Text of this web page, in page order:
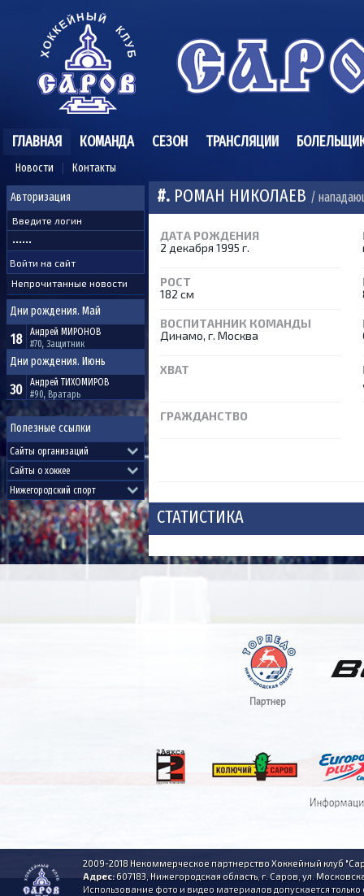
ГЛАВНАЯ
Новости Контакты
КОМАНДА СЕЗОН ТРАНСЛЯЦИИ
Авторизация
Непрочитанные новости
Дни рождения. Май
18 Андрей МИРОНОВ
#70, Защитник
Дни рождения. Июнь
30 Андрей ТИХОМИРОВ
#90, Вратарь
Полезные ссылки
#. РОМАН НИКОЛАЕВ /
ДАТА РОЖДЕНИЯ
2 декабря 1995 г.
РОСТ
182 см
ВОСПИТАННИК КОМАНДЫ
Динамо, г. Москва
ХВАТ
ГРАЖДАНСТВО
СТАТИСТИКА
2009-2018 Некоммерческое партнерство Хоккейный клуб
Адрес:607183, Нижегородская область, г. Саров, ул.
Использование фото и видео материалов допускается